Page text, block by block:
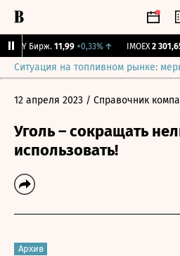
CNY Бирж. 11,99 +0,33%↑ IMOEX 2 301,65
Ситуация на топливном рынке:
12 апреля 2023 / Справочник
Уголь – сокращать
использовать!
Архив